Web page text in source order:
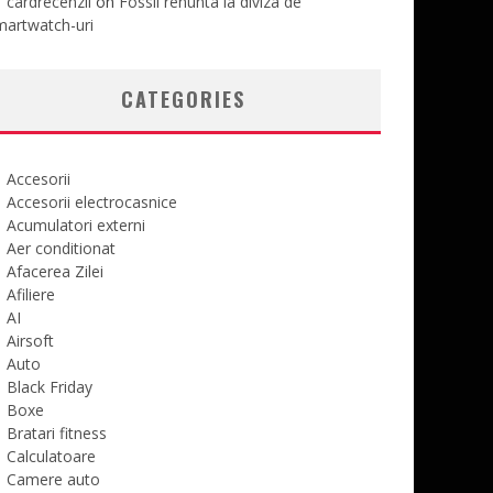
uri
CATEGORIES
Accesorii
Accesorii electrocasnice
Acumulatori externi
Aer conditionat
Afacerea Zilei
Afiliere
AI
Airsoft
Auto
Black Friday
Boxe
Bratari fitness
Calculatoare
Camere auto